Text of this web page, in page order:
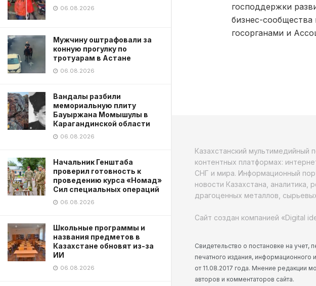
06.08.2026
Мужчину оштрафовали за
конную прогулку по
тротуарам в Астане
06.08.2026
Вандалы разбили
мемориальную плиту
Бауыржана Момышулы в
Карагандинской области
06.08.2026
Начальник Генштаба
проверил готовность к
проведению курса «Номад»
Сил специальных операций
06.08.2026
Школьные программы и
названия предметов в
Казахстане обновят из-за
ИИ
06.08.2026
господдержки
бизнес-
госорганами и
Казахстанский мультимедийный
контентных платформах:
СНГ и мира. Информационный
новости Казахстана, аналитика,
драгоценных металлов,
Сайт создан компанией «Digital
Свидетельство о постановке на учет,
печатного издания,
от 11.08.2017 года. Мнение редакции
авторов и комментаторов сайта.